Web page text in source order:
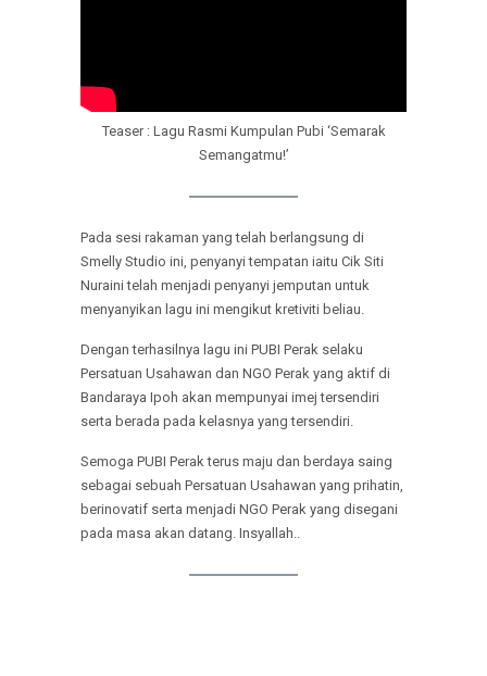
Teaser : Lagu Rasmi Kumpulan Pubi ‘Semarak
Semangatmu!’
Pada sesi rakaman yang telah berlangsung di
Smelly Studio ini, penyanyi tempatan iaitu Cik Siti
Nuraini telah menjadi penyanyi jemputan untuk
menyanyikan lagu ini mengikut kretiviti beliau.
Dengan terhasilnya lagu ini PUBI Perak selaku
Persatuan Usahawan dan NGO Perak yang aktif di
Bandaraya Ipoh akan mempunyai imej tersendiri
serta berada pada kelasnya yang tersendiri.
Semoga PUBI Perak terus maju dan berdaya saing
sebagai sebuah Persatuan Usahawan yang prihatin,
berinovatif serta menjadi NGO Perak yang disegani
pada masa akan datang. Insyallah..